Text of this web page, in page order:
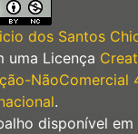
dos Santos
uma Licença
NãoComercial
.
disponível em